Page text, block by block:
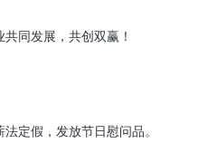
同发展，共创双赢！
定假，发放节日慰问品。